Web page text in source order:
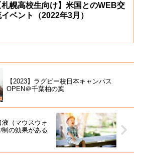
札幌高校生向け】米国とのWEB交
ベント（2022年3月）
【2023】ラグビー校日本キャンパス
OPEN＠千葉柏の葉
液（マウスウォ
の効果がある